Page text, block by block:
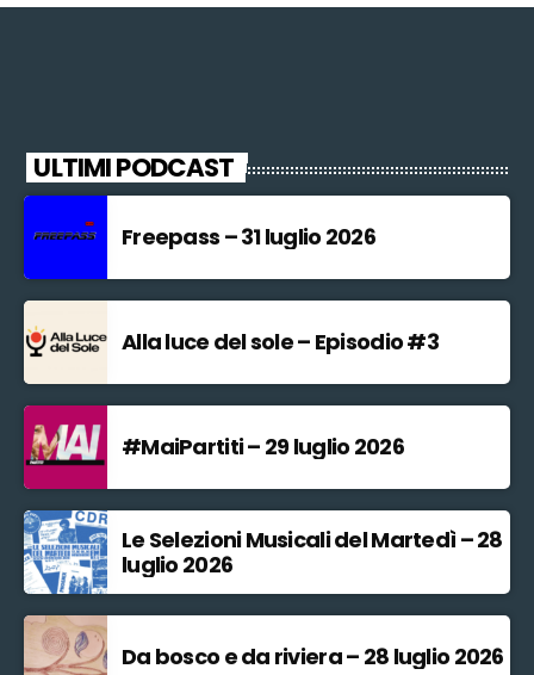
ULTIMI PODCAST
Freepass – 31 luglio 2026
Alla luce del sole – Episodio #3
#MaiPartiti – 29 luglio 2026
Le Selezioni Musicali del Martedì – 28
luglio 2026
Da bosco e da riviera – 28 luglio 2026